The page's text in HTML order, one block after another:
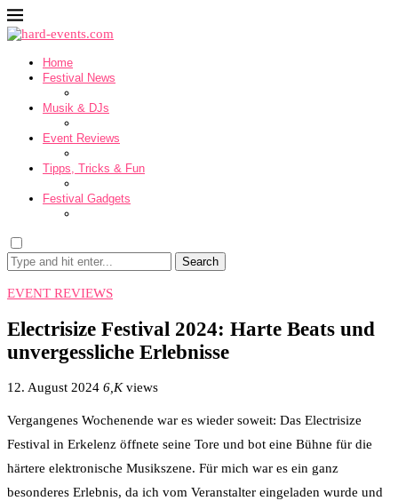
Home
Festival News
Musik & DJs
Event Reviews
Tipps, Tricks & Fun
Festival Gadgets
Search
EVENT REVIEWS
Electrisize Festival 2024: Harte Beats und
unvergessliche Erlebnisse
12. August 2024 6,Kviews
Vergangenes Wochenende war es wieder soweit: Das Electrisize
Festival in Erkelenz öffnete seine Tore und bot eine Bühne für die
härtere elektronische Musikszene. Für mich war es ein ganz
besonderes Erlebnis, da ich vom Veranstalter eingeladen wurde und